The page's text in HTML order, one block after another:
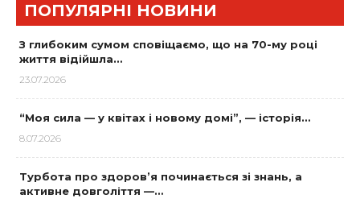
ПОПУЛЯРНІ НОВИНИ
З глибоким сумом сповіщаємо, що на 70-му році
життя відійшла…
23.07.2026
“Моя сила — у квітах і новому домі”, — історія…
8.07.2026
Турбота про здоров’я починається зі знань, а
активне довголіття —…